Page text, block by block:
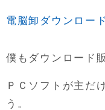
電脳卸ダウンロード
僕もダウンロード
ＰＣソフトが主だ
う。